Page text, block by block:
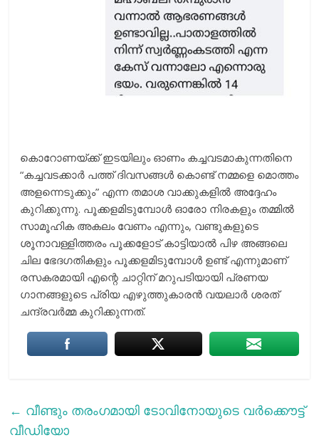
കൊറോണയ്ക്ക് ഇടയിലും ഓണം കച്ചവടമാകുന്നതിനെ
“കച്ചവടക്കാർ പത്ത് ദിവസങ്ങൾ കൊണ്ട് നമ്മളെ മൊത്തം
അളന്നെടുക്കും” എന്ന തമാശ വാക്കുകളിൽ അദ്ദേഹം
കുറിക്കുന്നു. പൂക്കളമിടുമ്പോൾ ഓരോ നിരകളും തമ്മിൽ
സാമൂഹിക അകലം വേണം എന്നും, വണ്ടുകളുടെ
ശൂനാവള്ളിത്തരം പൂക്കളോട് കാട്ടിയാൽ പിഴ അങ്ങലെ
ചില ഭേദഗതികളും പൂക്കളമിടുമ്പോൾ ഉണ്ട് എന്നുമാണ്
രസകരമായി എന്റെ ചാറ്റിന് മറുപടിയായി പ്രണയ
ഗാനങ്ങളുടെ പ്രിയ എഴുത്തുകാരൻ വയലാർ ശരത്
ചന്ദ്രവർമ്മ കുറിക്കുന്നത്.
← വീണ്ടും തരംഗമായി ടോവിനോയുടെ വര്‍ക്കൌട്ട്
വീഡിയോ